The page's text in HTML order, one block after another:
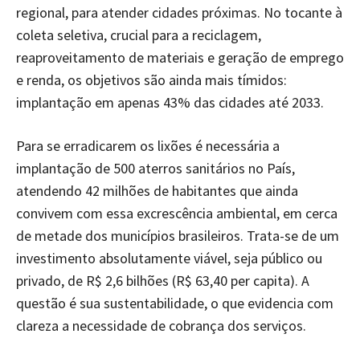
regional, para atender cidades próximas. No tocante à
coleta seletiva, crucial para a reciclagem,
reaproveitamento de materiais e geração de emprego
e renda, os objetivos são ainda mais tímidos:
implantação em apenas 43% das cidades até 2033.
Para se erradicarem os lixões é necessária a
implantação de 500 aterros sanitários no País,
atendendo 42 milhões de habitantes que ainda
convivem com essa excrescência ambiental, em cerca
de metade dos municípios brasileiros. Trata-se de um
investimento absolutamente viável, seja público ou
privado, de R$ 2,6 bilhões (R$ 63,40 per capita). A
questão é sua sustentabilidade, o que evidencia com
clareza a necessidade de cobrança dos serviços.